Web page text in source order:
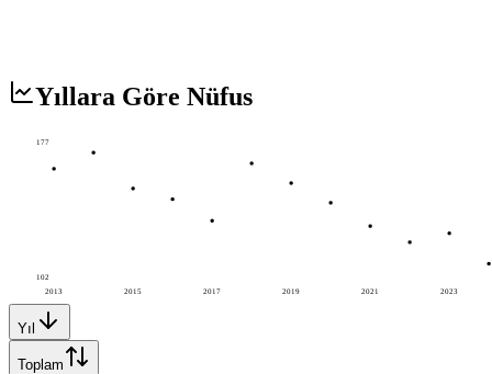
Yıllara Göre Nüfus
2013 2015 2017 2019 2021 2023
177
102
Yıl
Toplam